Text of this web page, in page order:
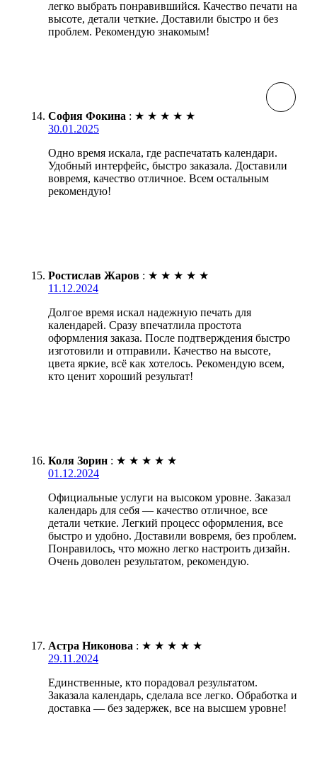
легко выбрать понравившийся. Качество печати на
высоте, детали четкие. Доставили быстро и без
проблем. Рекомендую знакомым!
София Фокина : ★ ★ ★ ★ ★
30.01.2025
Одно время искала, где распечатать календари.
Удобный интерфейс, быстро заказала. Доставили
вовремя, качество отличное. Всем остальным
рекомендую!
Ростислав Жаров : ★ ★ ★ ★ ★
11.12.2024
Долгое время искал надежную печать для
календарей. Сразу впечатлила простота
оформления заказа. После подтверждения быстро
изготовили и отправили. Качество на высоте,
цвета яркие, всё как хотелось. Рекомендую всем,
кто ценит хороший результат!
Коля Зорин : ★ ★ ★ ★ ★
01.12.2024
Официальные услуги на высоком уровне. Заказал
календарь для себя — качество отличное, все
детали четкие. Легкий процесс оформления, все
быстро и удобно. Доставили вовремя, без проблем.
Понравилось, что можно легко настроить дизайн.
Очень доволен результатом, рекомендую.
Астра Никонова : ★ ★ ★ ★ ★
29.11.2024
Единственные, кто порадовал результатом.
Заказала календарь, сделала все легко. Обработка и
доставка — без задержек, все на высшем уровне!